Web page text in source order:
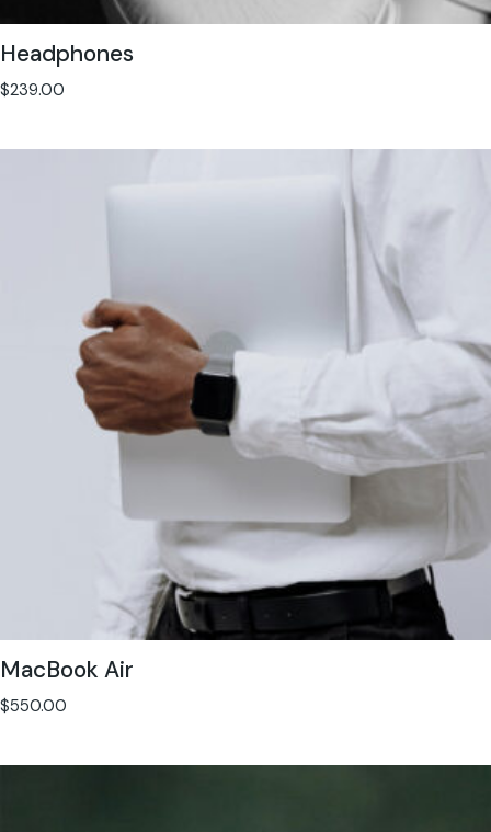
Headphones
$239.00
MacBook Air
$550.00